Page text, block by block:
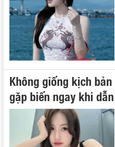
Không giống kịch
gặp biến ngay khi